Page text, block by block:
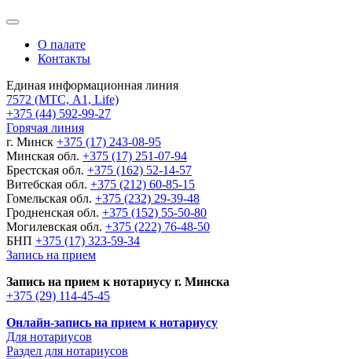
О палате
Контакты
Единая информационная линия
7572 (МТС, A1, Life)
+375 (44) 592-99-27
Горячая линия
г. Минск +375 (17) 243-08-95
Минская обл. +375 (17) 251-07-94
Брестская обл. +375 (162) 52-14-57
Витебская обл. +375 (212) 60-85-15
Гомельская обл. +375 (232) 29-39-48
Гродненская обл. +375 (152) 55-50-80
Могилевская обл. +375 (222) 76-48-50
БНП +375 (17) 323-59-34
Запись на прием
Запись на прием к нотариусу г. Минска
+375 (29) 114-45-45
Онлайн-запись на прием к нотариусу
Для нотариусов
Раздел для нотариусов